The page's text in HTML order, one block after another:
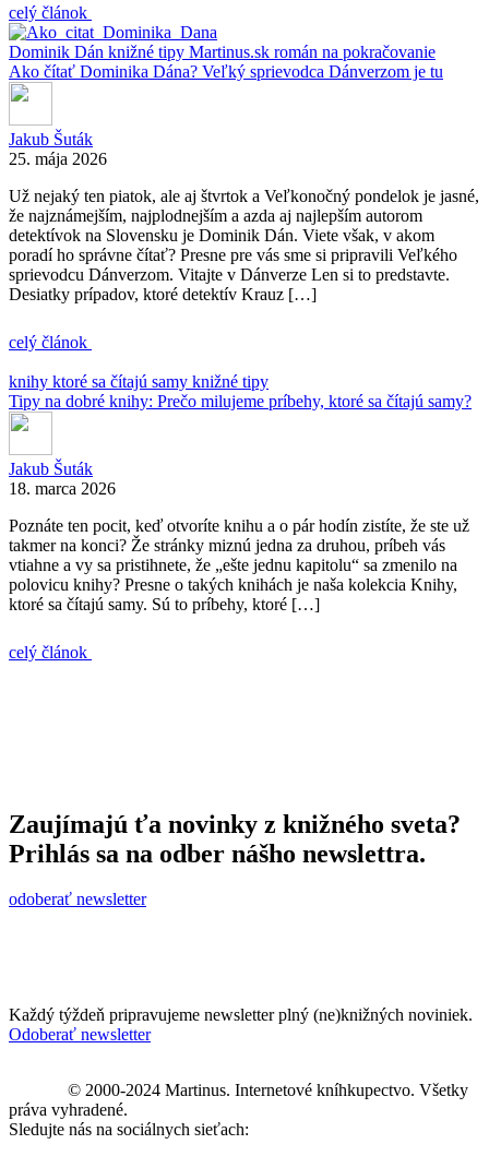
celý článok
Dominik Dán knižné tipy Martinus.sk román na pokračovanie
Ako čítať Dominika Dána? Veľký sprievodca Dánverzom je tu
Jakub Šuták
25. mája 2026
Už nejaký ten piatok, ale aj štvrtok a Veľkonočný pondelok je jasné,
že najznámejším, najplodnejším a azda aj najlepším autorom
detektívok na Slovensku je Dominik Dán. Viete však, v akom
poradí ho správne čítať? Presne pre vás sme si pripravili Veľkého
sprievodcu Dánverzom. Vitajte v Dánverze Len si to predstavte.
Desiatky prípadov, ktoré detektív Krauz […]
celý článok
knihy ktoré sa čítajú samy knižné tipy
Tipy na dobré knihy: Prečo milujeme príbehy, ktoré sa čítajú samy?
Jakub Šuták
18. marca 2026
Poznáte ten pocit, keď otvoríte knihu a o pár hodín zistíte, že ste už
takmer na konci? Že stránky miznú jedna za druhou, príbeh vás
vtiahne a vy sa pristihnete, že „ešte jednu kapitolu“ sa zmenilo na
polovicu knihy? Presne o takých knihách je naša kolekcia Knihy,
ktoré sa čítajú samy. Sú to príbehy, ktoré […]
celý článok
Zaujímajú ťa novinky z knižného sveta?
Prihlás sa na odber nášho newslettra.
odoberať newsletter
Každý týždeň pripravujeme newsletter plný (ne)knižných noviniek.
Odoberať newsletter
© 2000-2024 Martinus. Internetové kníhkupectvo. Všetky
práva vyhradené.
Sledujte nás na sociálnych sieťach: